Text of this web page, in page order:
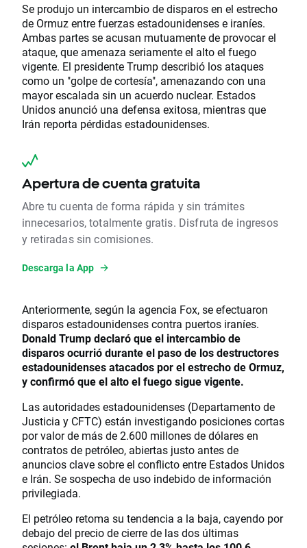
Se produjo un intercambio de disparos en el estrecho
de Ormuz entre fuerzas estadounidenses e iraníes.
Ambas partes se acusan mutuamente de provocar el
ataque, que amenaza seriamente el alto el fuego
vigente. El presidente Trump describió los ataques
como un "golpe de cortesía", amenazando con una
mayor escalada sin un acuerdo nuclear. Estados
Unidos anunció una defensa exitosa, mientras que
Irán reporta pérdidas estadounidenses.
Apertura de cuenta gratuita
Abre tu cuenta de forma rápida y sin trámites
innecesarios, totalmente gratis. Disfruta de ingresos
y retiradas sin comisiones.
Descarga la App
Anteriormente, según la agencia Fox, se efectuaron
disparos estadounidenses contra puertos iraníes.
Donald Trump declaró que el intercambio de
disparos ocurrió durante el paso de los destructores
estadounidenses atacados por el estrecho de Ormuz,
y confirmó que el alto el fuego sigue vigente.
Las autoridades estadounidenses (Departamento de
Justicia y CFTC) están investigando posiciones cortas
por valor de más de 2.600 millones de dólares en
contratos de petróleo, abiertas justo antes de
anuncios clave sobre el conflicto entre Estados Unidos
e Irán. Se sospecha de uso indebido de información
privilegiada.
El petróleo retoma su tendencia a la baja, cayendo por
debajo del precio de cierre de las dos últimas